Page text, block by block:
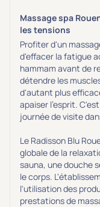
Massage spa
les tensions
Profiter d'un
d'effacer la fatigue
hammam avant de
détendre les
d'autant plus
apaiser l'esprit.
journée de visite
Le Radisson Blu
globale de la
sauna, une douche
le corps.
l'utilisation des
prestations de